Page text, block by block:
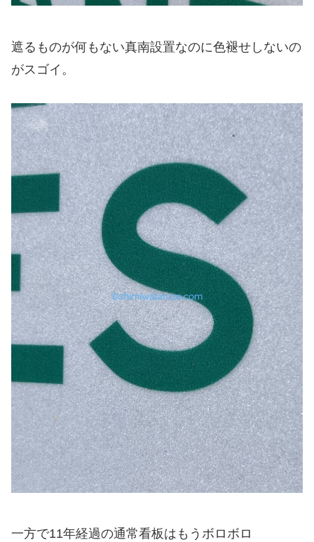
遮るものが何もない真南設置なのに色褪せしないの
がスゴイ。
一方で11年経過の通常看板はもうボロボロ